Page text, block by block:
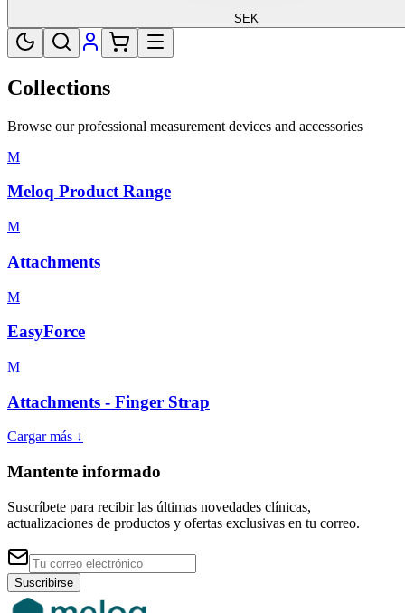
SEK
Collections
Browse our professional measurement devices and accessories
M
Meloq Product Range
M
Attachments
M
EasyForce
M
Attachments - Finger Strap
Cargar más ↓
Mantente informado
Suscríbete para recibir las últimas novedades clínicas,
actualizaciones de productos y ofertas exclusivas en tu correo.
Suscribirse